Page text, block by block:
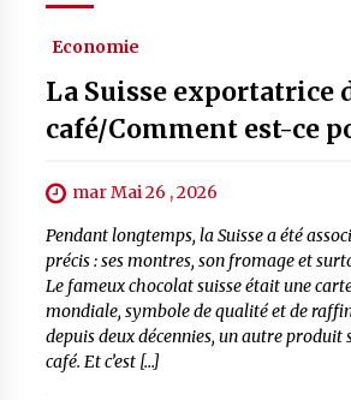
Economie
La Suisse exportatrice
café/Comment est-ce
mar Mai 26 , 2026
Pendant longtemps, la Suisse a été
précis : ses montres, son fromage et
Le fameux chocolat suisse était une
mondiale, symbole de qualité et de
depuis deux décennies, un autre produit
café. Et c’est […]